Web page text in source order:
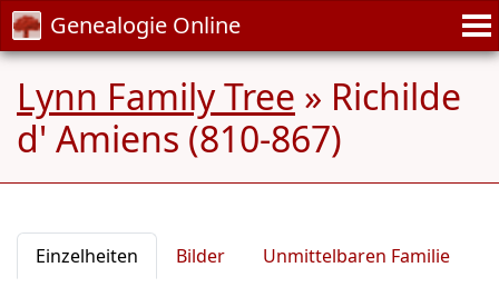
Genealogie Online
Lynn Family Tree » Richilde
d' Amiens (810-867)
Einzelheiten Bilder
Unmittelbaren Familie